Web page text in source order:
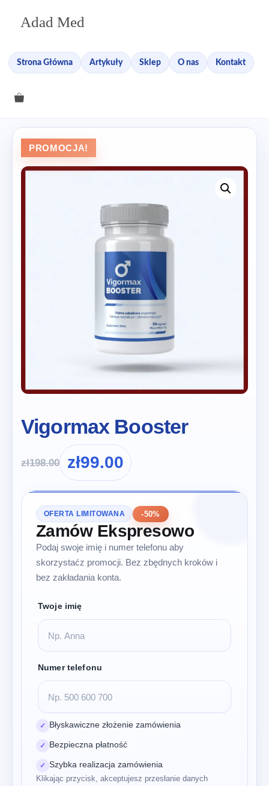
Adad Med
Strona Główna Artykuły Sklep O nas Kontakt
PROMOCJA!
Vigormax Booster
zł198.00 zł99.00
OFERTA LIMITOWANA -50%
Zamów Ekspresowo
Podaj swoje imię i numer telefonu aby
skorzystaćz promocji. Bez zbędnych kroków i
bez zakładania konta.
Twoje imię
Numer telefonu
✓ Błyskawiczne złożenie zamówienia
✓ Bezpieczna płatność
✓ Szybka realizacja zamówienia
Klikając przycisk, akceptujesz przesłanie danych